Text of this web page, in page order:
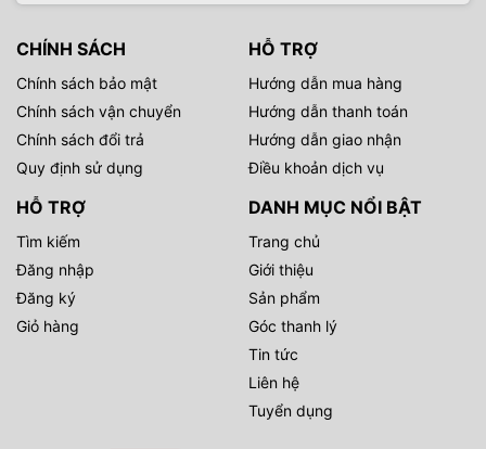
CHÍNH SÁCH
Chính sách bảo mật
Chính sách vận chuyển
Chính sách đổi trả
Quy định sử dụng
HỖ TRỢ
Hướng dẫn mua hàng
Hướng dẫn thanh toán
Hướng dẫn giao nhận
Điều khoản dịch vụ
HỖ TRỢ
Tìm kiếm
Đăng nhập
Đăng ký
Giỏ hàng
DANH MỤC NỔI BẬT
Trang chủ
Giới thiệu
Sản phẩm
Góc thanh lý
Tin tức
Liên hệ
Tuyển dụng